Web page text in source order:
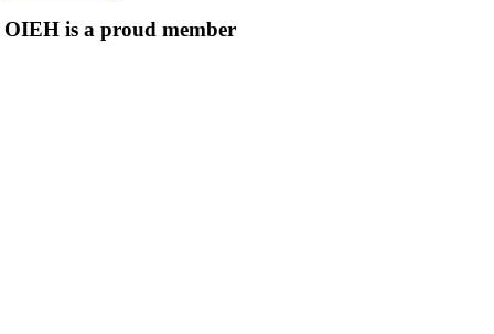
OIEH is a proud member